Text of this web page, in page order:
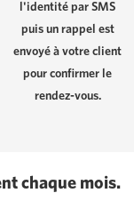
l'identité par SMS
puis un rappel est
envoyé à votre client
pour confirmer le
rendez-vous.
chaque mois.